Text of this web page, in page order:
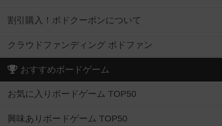
割引購入！ボドクーポンについて
クラウドファンディング ボドファン
おすすめボードゲーム
お気に入りボードゲーム TOP50
興味ありボードゲーム TOP50